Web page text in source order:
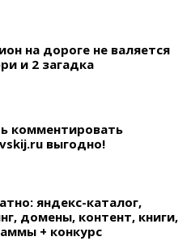
на дороге не валяется
и 2 загадка
комментировать
выгодно!
яндекс-каталог,
домены, контент, книги,
+ конкурс